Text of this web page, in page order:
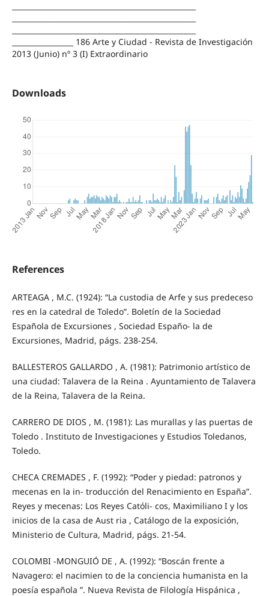
_________________ 186 Arte y Ciudad - Revista de Investigación
2013 (Junio) nº 3 (I) Extraordinario
Downloads
References
ARTEAGA , M.C. (1924): “La custodia de Arfe y sus predeceso
res en la catedral de Toledo”. Boletín de la Sociedad
Española de Excursiones , Sociedad Españo- la de
Excursiones, Madrid, págs. 238-254.
BALLESTEROS GALLARDO , A. (1981): Patrimonio artístico de
una ciudad: Talavera de la Reina . Ayuntamiento de Talavera
de la Reina, Talavera de la Reina.
CARRERO DE DIOS , M. (1981): Las murallas y las puertas de
Toledo . Instituto de Investigaciones y Estudios Toledanos,
Toledo.
CHECA CREMADES , F. (1992): “Poder y piedad: patronos y
mecenas en la in- troducción del Renacimiento en España”.
Reyes y mecenas: Los Reyes Católi- cos, Maximiliano I y los
inicios de la casa de Aust ria , Catálogo de la exposición,
Ministerio de Cultura, Madrid, págs. 21-54.
COLOMBI -MONGUIÓ DE , A. (1992): “Boscán frente a
Navagero: el nacimien to de la conciencia humanista en la
poesía española ”. Nueva Revista de Filología Hispánica ,